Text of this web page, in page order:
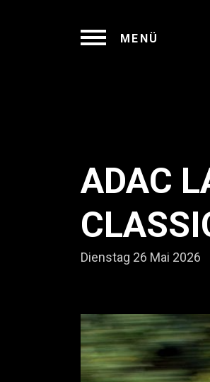
MENÜ
ADAC
Dienstag 26 Mai 2026